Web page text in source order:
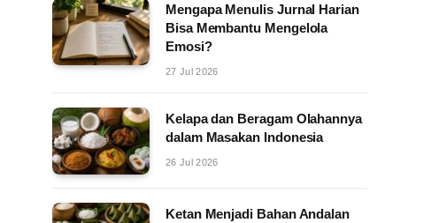
Mengapa Menulis Jurnal Harian
Bisa Membantu Mengelola
Emosi?
27 Jul 2026
Kelapa dan Beragam Olahannya
dalam Masakan Indonesia
26 Jul 2026
Ketan Menjadi Bahan Andalan